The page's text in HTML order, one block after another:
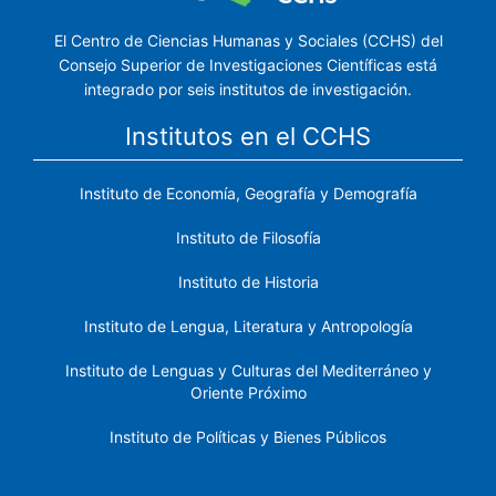
El Centro de Ciencias Humanas y Sociales (CCHS) del
Consejo Superior de Investigaciones Científicas está
integrado por seis institutos de investigación.
Institutos en el CCHS
Instituto de Economía, Geografía y Demografía
Instituto de Filosofía
Instituto de Historia
Instituto de Lengua, Literatura y Antropología
Instituto de Lenguas y Culturas del Mediterráneo y
Oriente Próximo
Instituto de Políticas y Bienes Públicos